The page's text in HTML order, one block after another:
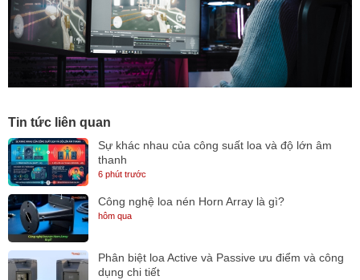
Tin tức liên quan
Sự khác nhau của công suất loa và độ lớn âm
thanh
6 phút trước
Công nghệ loa nén Horn Array là gì?
hôm qua
Phân biệt loa Active và Passive ưu điểm và công
dụng chi tiết